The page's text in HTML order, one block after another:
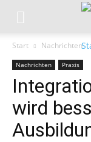
Start Nachrichten
Nachrichten Praxis
wird